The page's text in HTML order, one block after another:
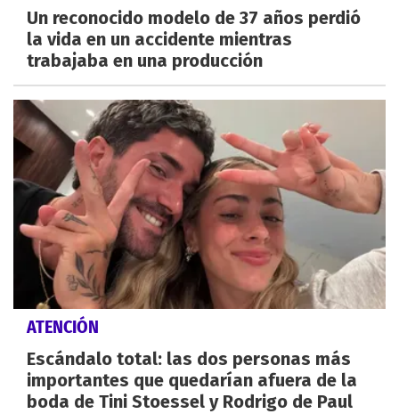
Un reconocido modelo de 37 años perdió
la vida en un accidente mientras
trabajaba en una producción
ATENCIÓN
Escándalo total: las dos personas más
importantes que quedarían afuera de la
boda de Tini Stoessel y Rodrigo de Paul